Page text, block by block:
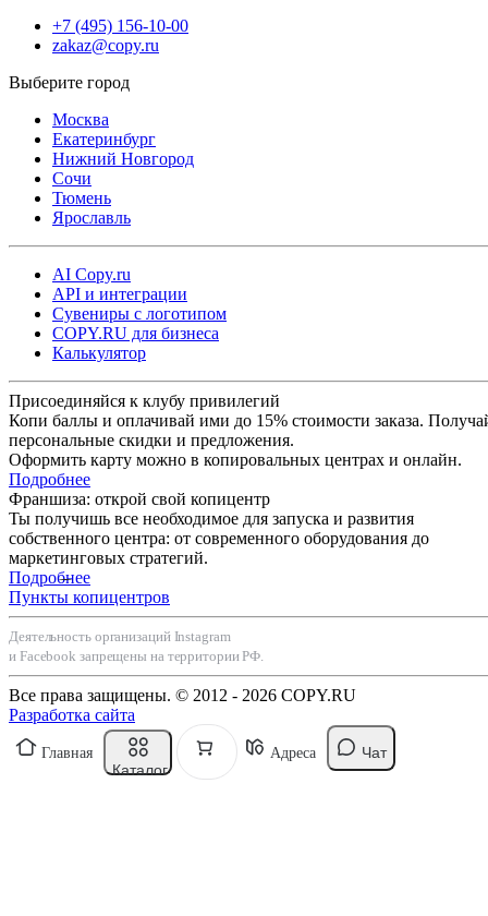
+7 (495) 156-10-00
zakaz@copy.ru
Москва
Екатеринбург
Нижний Новгород
Сочи
Тюмень
Ярославль
AI Copy.ru
API и интеграции
Сувениры с логотипом
COPY.RU для бизнеса
Калькулятор
Присоединяйся к клубу привилегий
Копи баллы и оплачивай ими до 15% стоимости заказа.
персональные скидки и предложения.
Оформить карту можно в копировальных центрах и онлайн.
Подробнее
Франшиза: открой свой копицентр
Ты получишь все необходимое для запуска и развития
собственного центра: от современного оборудования до
маркетинговых стратегий.
Подробнее
Пункты копицентров
Деятельность организаций Instagram
и Facebook запрещены на территории РФ.
Все права защищены. © 2012 - 2026 COPY.RU
Разработка сайта
Главная
Каталог
Адреса Чат